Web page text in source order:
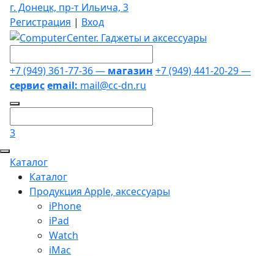
г. Донецк, пр-т Ильича, 3
Регистрация | Вход
+7 (949) 361-77-36 — магазин +7 (949) 441-20-29 —
сервисemail: mail@cc-dn.ru
3
Каталог
Каталог
Продукция Apple, аксессуары
iPhone
iPad
Watch
iMac